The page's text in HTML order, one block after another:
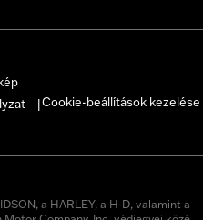
Cookie-beállítások kezelése
a HARLEY, a H-D, valamint a